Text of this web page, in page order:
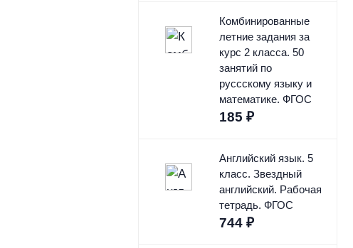
Комбинированные
летние задания за
курс 2 класса. 50
занятий по
руссскому языку и
математике. ФГОС
185 ₽
Английский язык. 5
класс. Звездный
английский. Рабочая
тетрадь. ФГОС
744 ₽